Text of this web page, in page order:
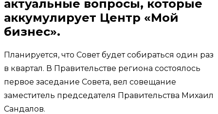
актуальные вопросы, которые
аккумулирует Центр «Мой
бизнес».
Планируется, что Совет будет собираться один раз
в квартал. В Правительстве региона состоялось
первое заседание Совета, вел совещание
заместитель председателя Правительства Михаил
Сандалов.